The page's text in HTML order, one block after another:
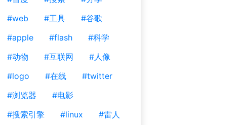
#web
#工具
#谷歌
#apple
#flash
#科学
#动物
#互联网
#人像
#logo
#在线
#twitter
#浏览器
#电影
#搜索引擎
#linux
#雷人